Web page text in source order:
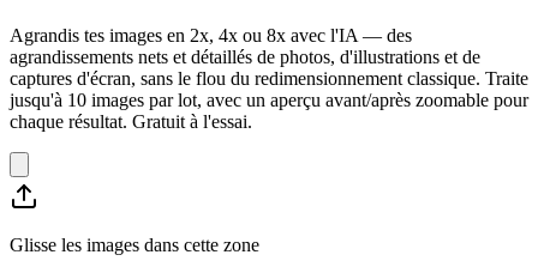
Agrandis tes images en 2x, 4x ou 8x avec l'IA — des
agrandissements nets et détaillés de photos, d'illustrations et de
captures d'écran, sans le flou du redimensionnement classique. Traite
jusqu'à 10 images par lot, avec un aperçu avant/après zoomable pour
chaque résultat. Gratuit à l'essai.
Glisse les images dans cette zone